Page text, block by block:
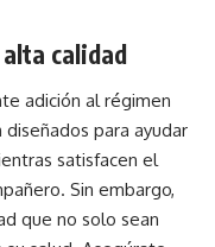
calidad
adición al régimen
para ayudar
satisfacen el
Sin embargo,
que no solo sean